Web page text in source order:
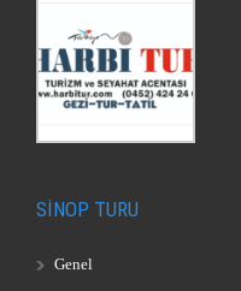
SİNOP TURU
Genel